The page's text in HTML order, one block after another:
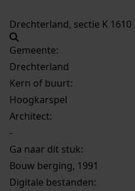
Drechterland, sectie K 1610
Gemeente:
Drechterland
Kern of buurt:
Hoogkarspel
Architect:
-
Ga naar dit stuk:
Bouw berging, 1991
Digitale bestanden: